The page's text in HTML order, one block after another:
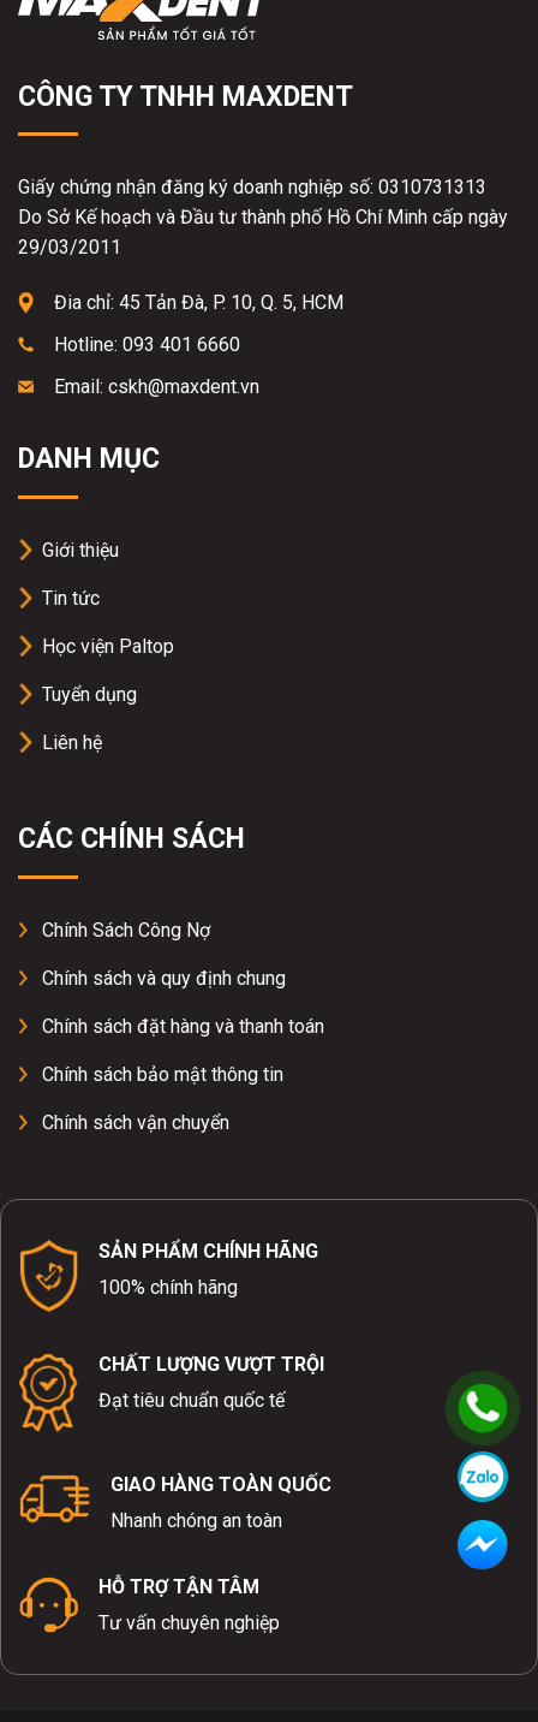
CÔNG TY TNHH MAXDENT
Giấy chứng nhận đăng ký doanh nghiệp số: 0310731313
Do Sở Kế hoạch và Đầu tư thành phố Hồ Chí Minh cấp ngày
29/03/2011
Đia chỉ: 45 Tản Đà, P. 10, Q. 5, HCM
Hotline: 093 401 6660
Email: cskh@maxdent.vn
DANH MỤC
Giới thiệu
Tin tức
Học viện Paltop
Tuyển dụng
Liên hệ
CÁC CHÍNH SÁCH
Chính Sách Công Nợ
Chính sách và quy định chung
Chính sách đặt hàng và thanh toán
Chính sách bảo mật thông tin
Chính sách vận chuyển
SẢN PHẨM CHÍNH HÃNG
100% chính hãng
CHẤT LƯỢNG VƯỢT TRỘI
Đạt tiêu chuẩn quốc tế
GIAO HÀNG TOÀN QUỐC
Nhanh chóng an toàn
HỖ TRỢ TẬN TÂM
Tư vấn chuyên nghiệp